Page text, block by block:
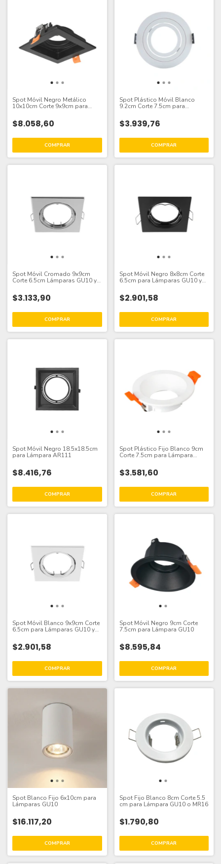
Spot Móvil Negro Metálico
10x10cm Corte 9x9cm para
$8.058,60
Spot Plástico Móvil Blanco
9.2cm Corte 7.5cm para
$3.939,76
Spot Móvil Cromado 9x9cm
Corte 6.5cm Lámparas GU10 y
$3.133,90
Spot Móvil Negro 8x8cm Corte
6.5cm para Lámparas GU10 y
$2.901,58
Spot Móvil Negro 18.5x18.5cm
para Lámpara AR111
$8.416,76
Spot Plástico Fijo Blanco 9cm
Corte 7.5cm para Lámpara
$3.581,60
Spot Móvil Blanco 9x9cm Corte
6.5cm para Lámparas GU10 y
$2.901,58
Spot Móvil Negro 9cm Corte
7.5cm para Lámpara GU10
$8.595,84
Spot Blanco Fijo 6x10cm para
Lámparas GU10
$16.117,20
Spot Fijo Blanco 8cm Corte 5.5
cm para Lámpara GU10 o MR16
$1.790,80